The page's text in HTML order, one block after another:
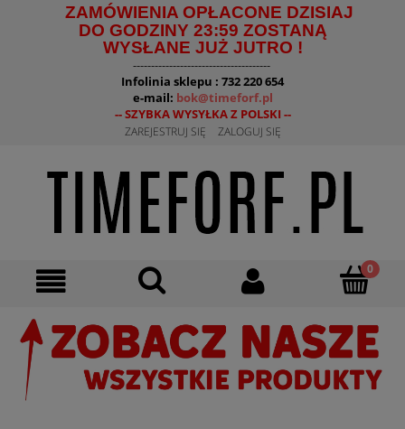
ZAMÓWIENIA OPŁACONE DZISIAJ
DO GODZINY 23:59 ZOSTANĄ
WYSŁANE JUŻ JUTRO !
--------------------------------------
Infolinia sklepu : 732 220 654
e-mail: bok@timeforf.pl
-- SZYBKA WYSYŁKA Z POLSKI --
ZAREJESTRUJ SIĘ ZALOGUJ SIĘ